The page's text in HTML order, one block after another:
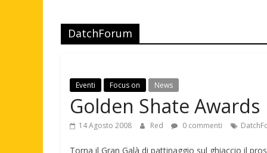
Cinema,
Motori,
news
maschile
DatchForum
Eventi Focus on News
Golden Shate Awards
14 Agosto 2008 Red 0 commenti
Torna il Gran Galà di pattinaggio sul ghiaccio il